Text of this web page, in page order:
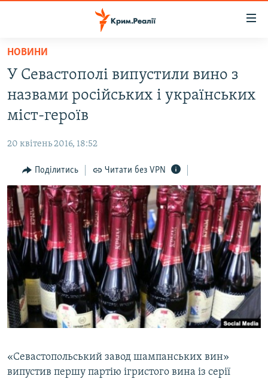
Перейти
основного
матеріалу
Перейти
до
основної
Перейти
до
пошуку
ВІДЕО ТА ФОТО
БЛОГИ
ПОГЛЯД
ІНТЕРВ'Ю
ВСЕ ЗА ДЕНЬ
СПЕЦПРОЕКТИ
ДЕПОРТАЦІЯ
ВІДЕОУРОКИ «ELIFBE»
СВІДЧЕННЯ ОКУПАЦІЇ
УКРАЇНСЬКА ПРОБЛЕМА КРИМУ
ЯК ОБІЙТИ БЛОКУВАННЯ
Русский
Qırımtatar
НОВИНИ
У Севастополі випустили вино з
назвами російських і українських
міст-героїв
20 квітень 2016, 18:52
Поділитись Читати без VPN
«Севастопольський завод шампанських вин»
випустив першу партію ігристого вина із серії